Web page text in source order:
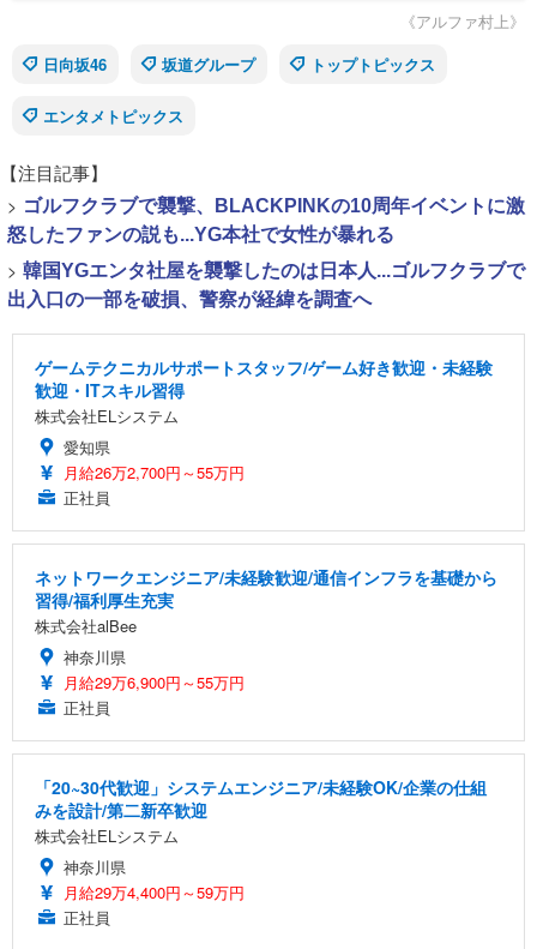
《アルファ村上》
日向坂46
坂道グループ トップトピックス
エンタメトピックス
【注目記事】
> ゴルフクラブで襲撃、BLACKPINKの10周年イベントに激
怒したファンの説も...YG本社で女性が暴れる
> 韓国YGエンタ社屋を襲撃したのは日本人...ゴルフクラブで
出入口の一部を破損、警察が経緯を調査へ
ゲームテクニカルサポートスタッフ/ゲーム好き歓迎・未経験
歓迎・ITスキル習得
株式会社ELシステム
愛知県
月給26万2,700円～55万円
正社員
ネットワークエンジニア/未経験歓迎/通信インフラを基礎から
習得/福利厚生充実
株式会社alBee
神奈川県
月給29万6,900円～55万円
正社員
「20~30代歓迎」システムエンジニア/未経験OK/企業の仕組
みを設計/第二新卒歓迎
株式会社ELシステム
神奈川県
月給29万4,400円～59万円
正社員